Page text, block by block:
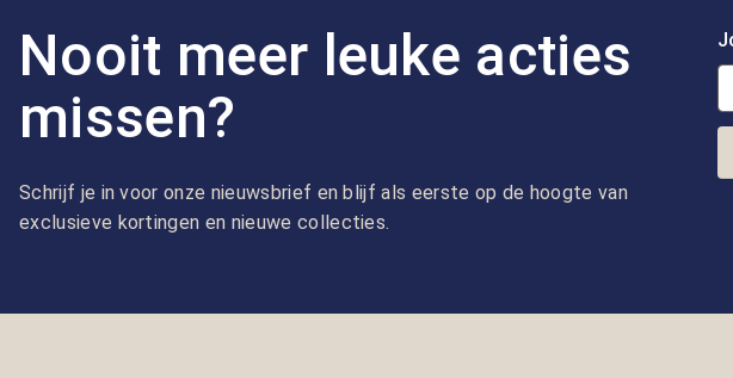
Nooit meer leuke acties
missen?
Schrijf je in voor onze nieuwsbrief en blijf als eerste op de hoogte van
exclusieve kortingen en nieuwe collecties.